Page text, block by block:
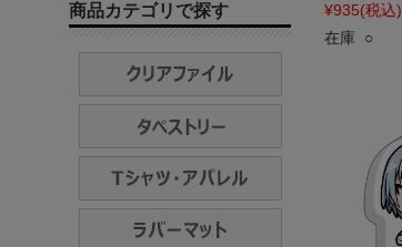
¥935(税込)
在庫 ○
商品カテゴリで探す